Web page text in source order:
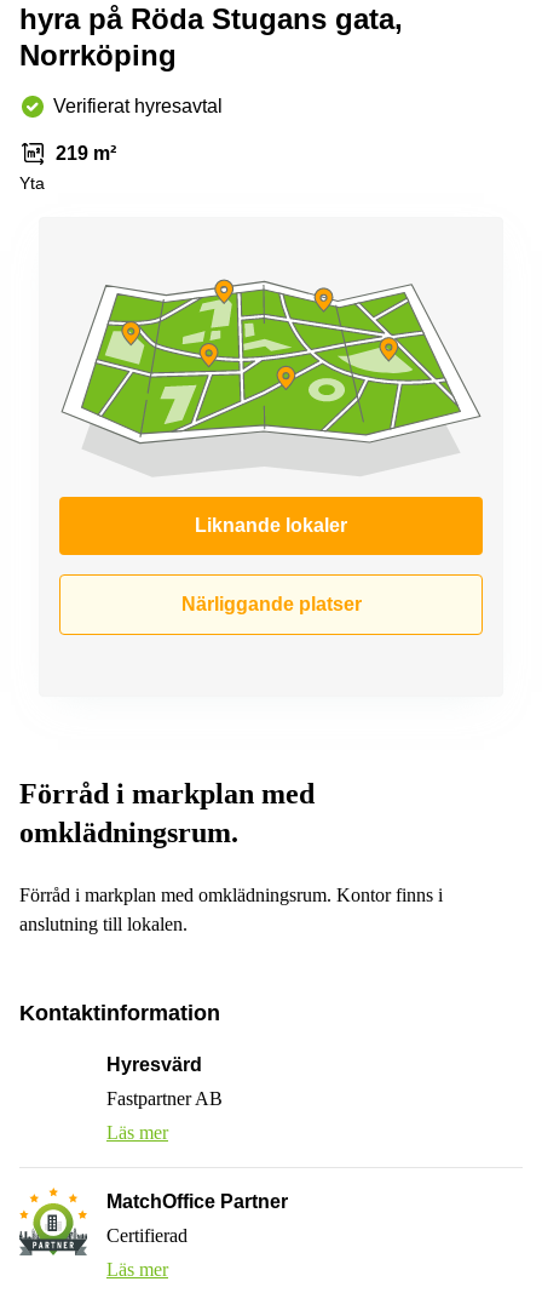
Virtuellt
kontor
Sollentuna
Vasastan
Coworking
Östermalm
Kontor
Huddinge
Lediga
Hägersten
hyra på Röda Stugans gata,
Norrköping
Verifierat hyresavtal
219 m²
Yta
Liknande lokaler
Närliggande platser
Förråd i markplan med
omklädningsrum.
Förråd i markplan med omklädningsrum. Kontor finns i
anslutning till lokalen.
Kontaktinformation
Hyresvärd
Fastpartner AB
Läs mer
MatchOffice Partner
Certifierad
Läs mer